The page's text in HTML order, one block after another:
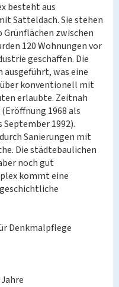
besteht aus
Satteldach. Sie stehen
zwischen
120 Wohnungen vor
geschaffen. Die
ausgeführt, was eine
konventionell mit
erlaubte. Zeitnah
1968 als
1992).
Sanierungen mit
Die städtebaulichen
noch gut
kommt eine
Denkmalpflege